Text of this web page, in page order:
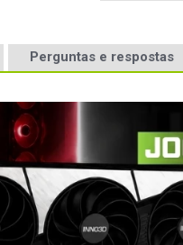
Perguntas e respostas